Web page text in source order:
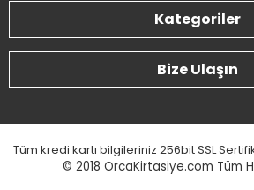
Kategoriler
Bize Ulaşın
Tüm kredi kartı bilgileriniz 256bit SSL
© 2018 OrcaKirtasiye.com Tüm